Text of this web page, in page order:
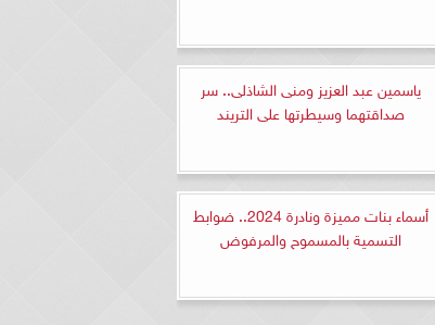
ياسمين عبد العزيز ومنى الشاذلى.. سر
صداقتهما وسيطرتها على التريند
أسماء بنات مميزة ونادرة 2024.. ضوابط
التسمية بالمسموح والمرفوض